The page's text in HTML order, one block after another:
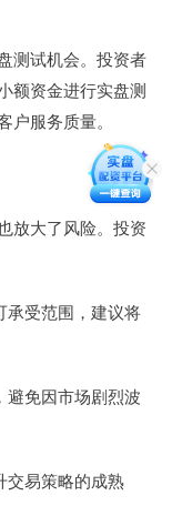
测试机会。投资者
额资金进行实盘测
服务质量。
放大了风险。投资
承受范围，建议将
避免因市场剧烈波
交易策略的成熟